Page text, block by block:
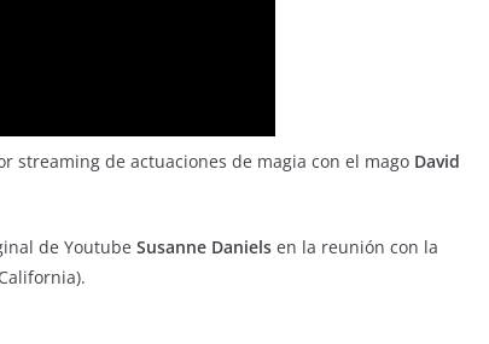
streaming de actuaciones de magia con el mago David
de Youtube Susanne Daniels en la reunión con la